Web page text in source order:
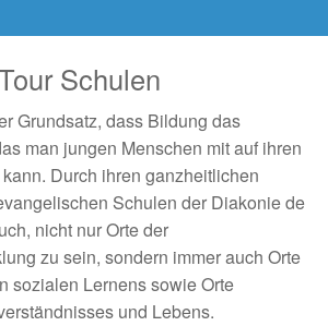
Schulen
Grundsatz, dass Bildung das
man jungen Menschen mit auf ihren
Durch ihren ganzheitlichen
Schulen der Diakonie de
nicht nur Orte der
zu sein, sondern immer auch Orte
sozialen Lernens sowie Orte
und Lebens.